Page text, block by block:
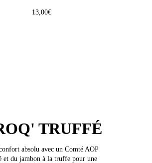
TRUFFÉ
absolu avec un Comté AOP
et du jambon à la truffe pour une
13,00€